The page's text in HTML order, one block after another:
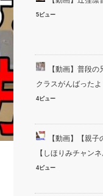
5ビュー
【動画】普段
クラスがんばったよ
4ビュー
【動画】【親
【しほりみチャンネ
4ビュー